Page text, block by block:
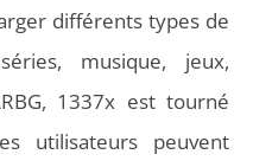
différents types de
musique, jeux,
1337x est tourné
utilisateurs peuvent